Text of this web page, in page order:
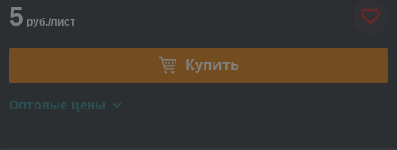
5 руб./лист
Купить
Оптовые цены